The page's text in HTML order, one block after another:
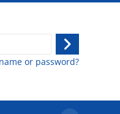
Log
in
or password?